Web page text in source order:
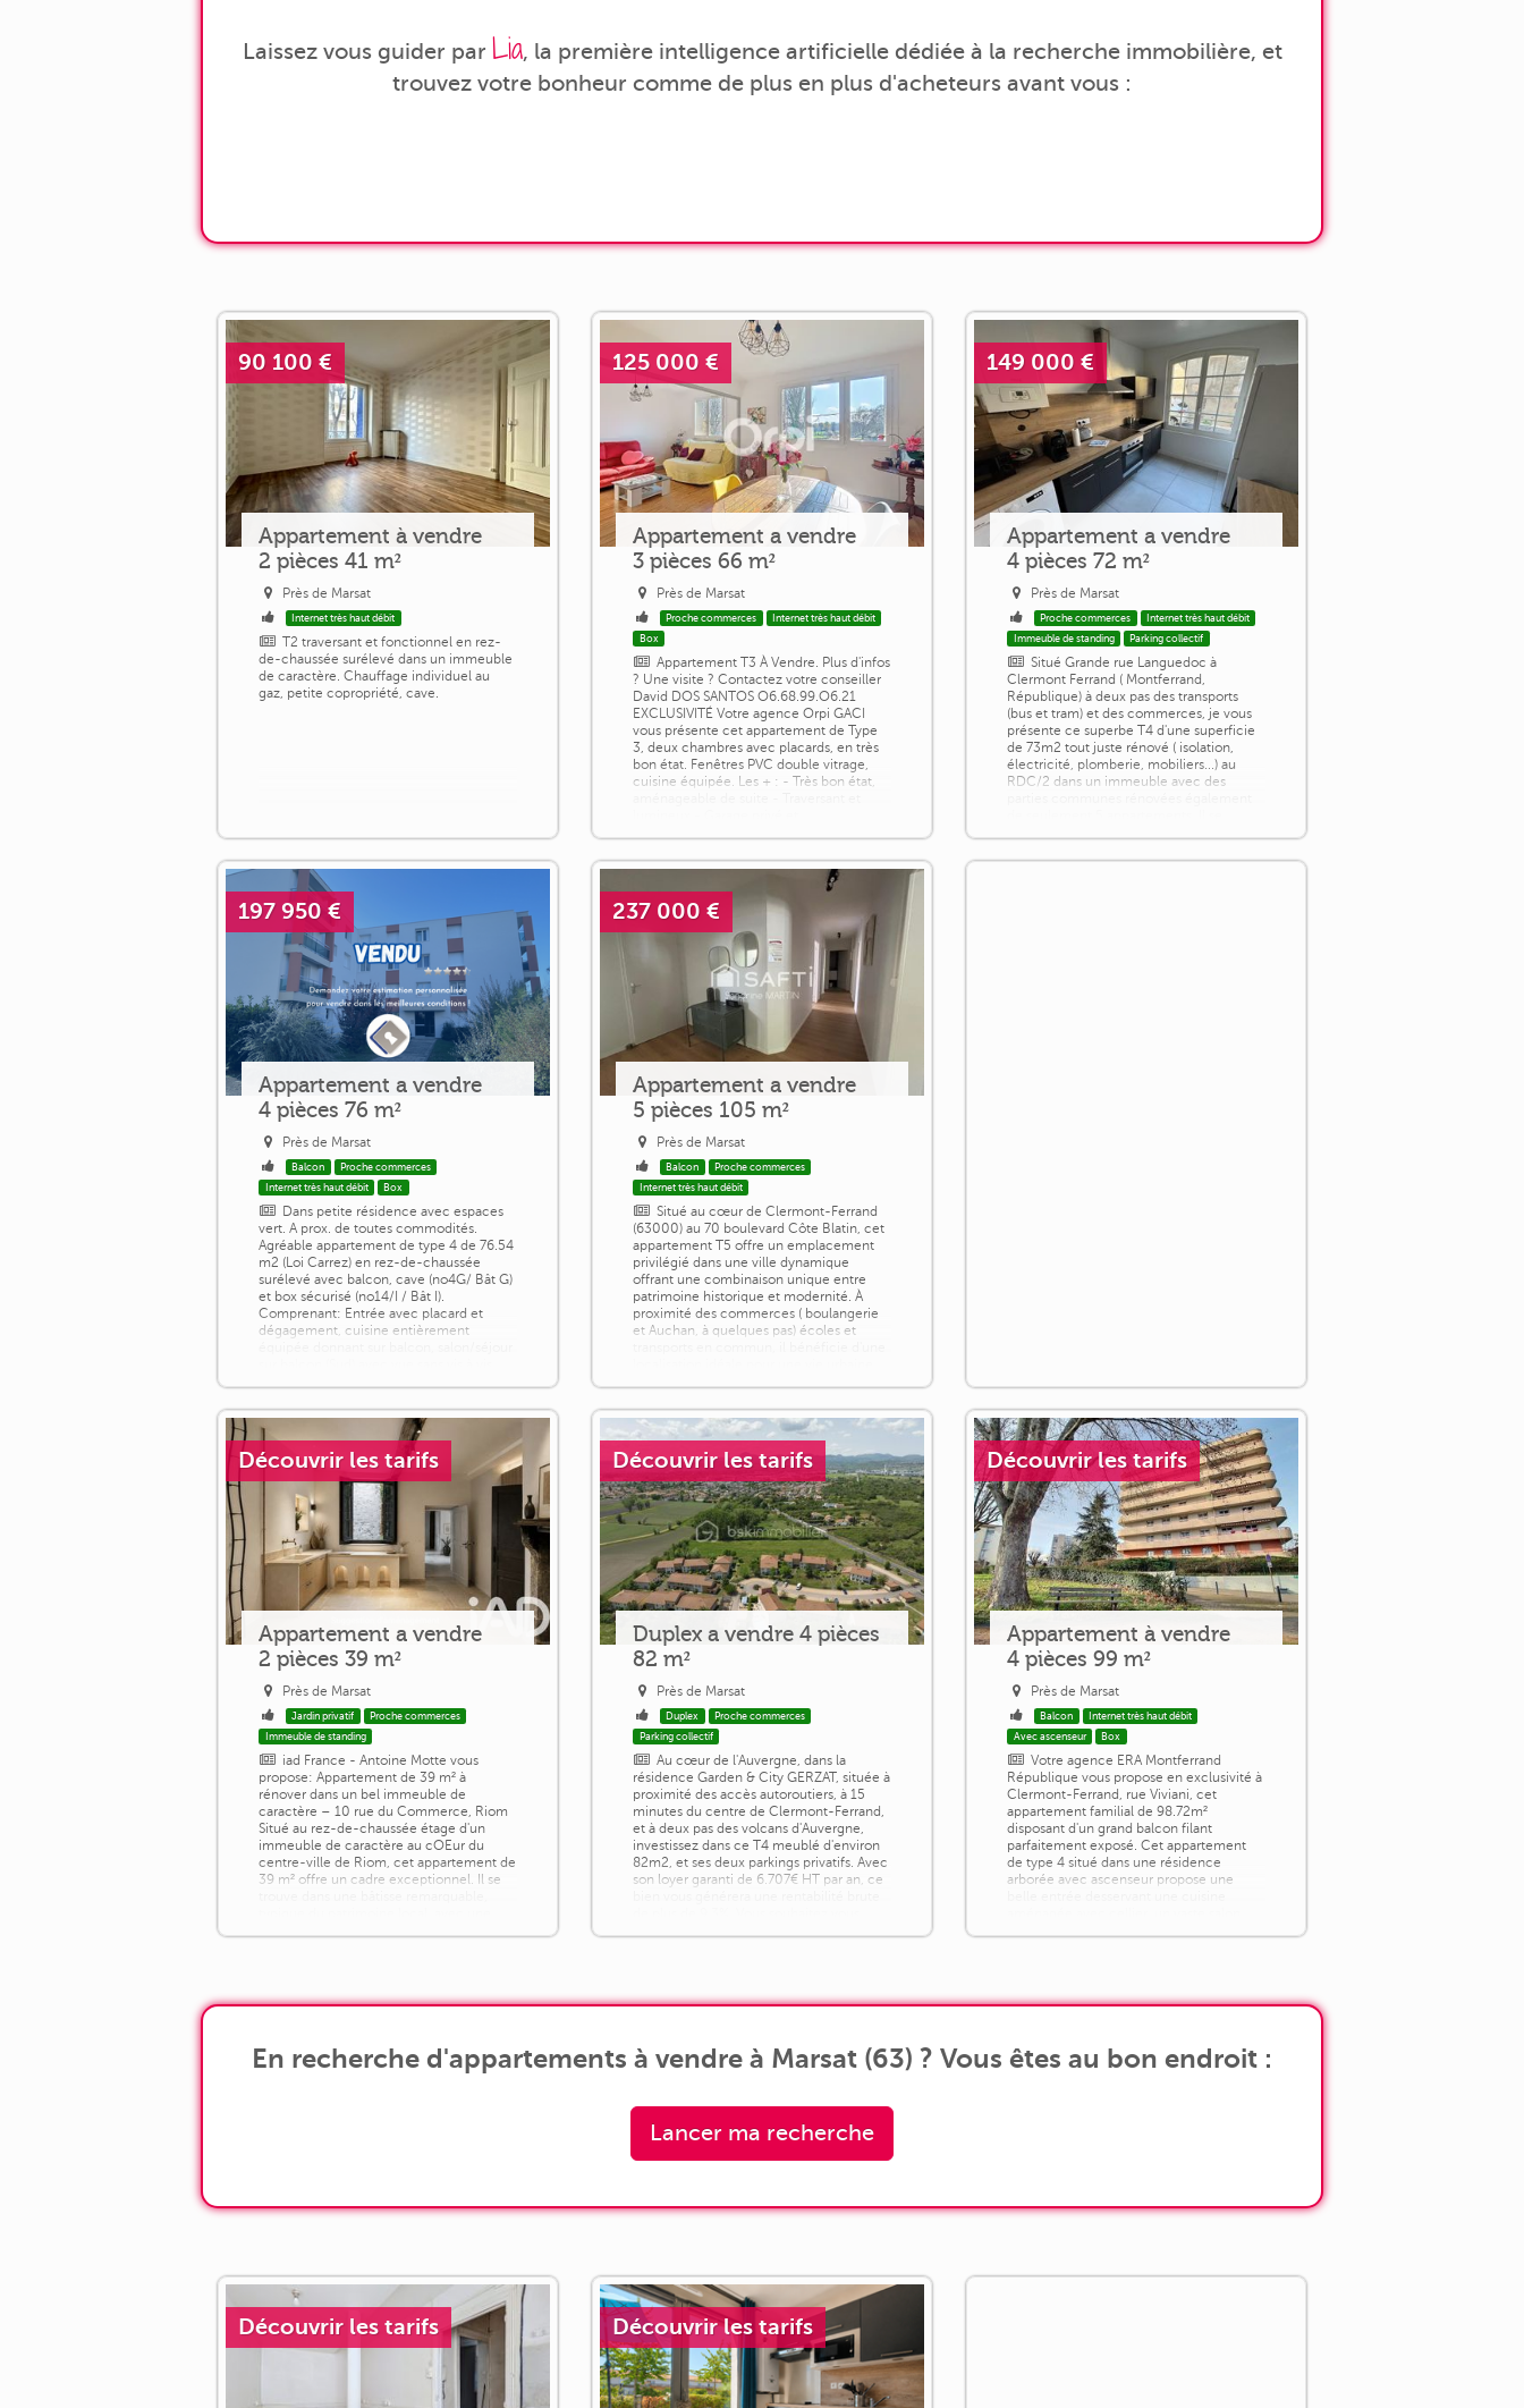
Laissez vous guider par Lia, la première intelligence artificielle dédiée à la recherche immobilière, et
trouvez votre bonheur comme de plus en plus d'acheteurs avant vous :
90 100 €
Appartement à vendre
2 pièces 41 m²
Près de Marsat
Internet très haut débit
T2 traversant et fonctionnel en rez-
de-chaussée surélevé dans un immeuble
de caractère. Chauffage individuel au
gaz, petite copropriété, cave.
125 000 €
Appartement a vendre
3 pièces 66 m²
Près de Marsat
Proche commerces
Internet très haut débit
Box
Appartement T3 À Vendre. Plus d'infos
? Une visite ? Contactez votre conseiller
David DOS SANTOS O6.68.99.O6.21
EXCLUSIVITÉ Votre agence Orpi GACI
vous présente cet appartement de Type
3, deux chambres avec placards, en très
bon état. Fenêtres PVC double vitrage,
cuisine équipée. Les + : - Très bon état,
149 000 €
Appartement a vendre
4 pièces 72 m²
Près de Marsat
Proche commerces
Internet très haut débit
Immeuble de standing
Parking collectif
Situé Grande rue Languedoc à
Clermont Ferrand ( Montferrand,
République) à deux pas des transports
(bus et tram) et des commerces, je vous
présente ce superbe T4 d'une superficie
de 73m2 tout juste rénové ( isolation,
électricité, plomberie, mobiliers...) au
RDC/2 dans un immeuble avec des
197 950 €
Appartement a vendre
4 pièces 76 m²
Près de Marsat
Balcon
Proche commerces
Internet très haut débit
Box
Dans petite résidence avec espaces
vert. A prox. de toutes commodités.
Agréable appartement de type 4 de 76.54
m2 (Loi Carrez) en rez-de-chaussée
surélevé avec balcon, cave (no4G/ Bât G)
et box sécurisé (no14/I / Bât I).
Comprenant: Entrée avec placard et
dégagement, cuisine entièrement
237 000 €
Appartement a vendre
5 pièces 105 m²
Près de Marsat
Balcon
Proche commerces
Internet très haut débit
Situé au cœur de Clermont-Ferrand
(63000) au 70 boulevard Côte Blatin, cet
appartement T5 offre un emplacement
privilégié dans une ville dynamique
offrant une combinaison unique entre
patrimoine historique et modernité. À
proximité des commerces ( boulangerie
et Auchan, à quelques pas) écoles et
Découvrir les tarifs
Appartement a vendre
2 pièces 39 m²
Près de Marsat
Jardin privatif
Proche commerces
Immeuble de standing
iad France - Antoine Motte vous
propose: Appartement de 39 m² à
rénover dans un bel immeuble de
caractère – 10 rue du Commerce, Riom
Situé au rez-de-chaussée étage d'un
immeuble de caractère au cOEur du
centre-ville de Riom, cet appartement de
39 m² offre un cadre exceptionnel. Il se
Découvrir les tarifs
Duplex a vendre 4 pièces
82 m²
Près de Marsat
Duplex
Proche commerces
Parking collectif
Au cœur de l'Auvergne, dans la
résidence Garden & City GERZAT, située à
proximité des accès autoroutiers, à 15
minutes du centre de Clermont-Ferrand,
et à deux pas des volcans d'Auvergne,
investissez dans ce T4 meublé d'environ
82m2, et ses deux parkings privatifs. Avec
son loyer garanti de 6.707€ HT par an, ce
Découvrir les tarifs
Appartement à vendre
4 pièces 99 m²
Près de Marsat
Balcon
Internet très haut débit
Avec ascenseur
Box
Votre agence ERA Montferrand
République vous propose en exclusivité à
Clermont-Ferrand, rue Viviani, cet
appartement familial de 98.72m²
disposant d'un grand balcon filant
parfaitement exposé. Cet appartement
de type 4 situé dans une résidence
arborée avec ascenseur propose une
En recherche d'appartements à vendre à Marsat (63) ? Vous êtes au bon endroit :
Lancer ma recherche
Découvrir les tarifs Découvrir les tarifs